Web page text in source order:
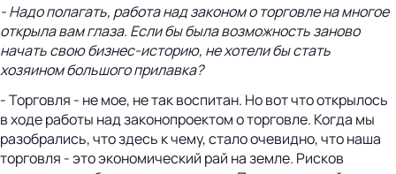
- Надо полагать, работа над законом о торговле на многое
открыла вам глаза. Если бы была возможность заново
начать свою бизнес-историю, не хотели бы стать
хозяином большого прилавка?
- Торговля - не мое, не так воспитан. Но вот что открылось
в ходе работы над законопроектом о торговле. Когда мы
разобрались, что здесь к чему, стало очевидно, что наша
торговля - это экономический рай на земле. Рисков